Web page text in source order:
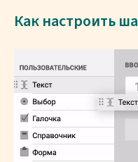
Как настроить